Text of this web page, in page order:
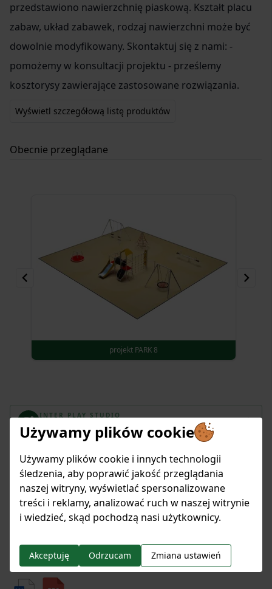
Używamy plików cookie
Używamy plików cookie i innych technologii
śledzenia, aby poprawić jakość przeglądania
naszej witryny, wyświetlać spersonalizowane
treści i reklamy, analizować ruch w naszej witrynie
i wiedzieć, skąd pochodzą nasi użytkownicy.
Akceptuję Odrzucam Zmiana ustawień
przedstawiono nawierzchnię piaskową. Kształt placu
zabaw, układ zabawek, rodzaj nawierzchni może być
dowolnie modyfikowany. Skontaktuj się z nami: -
pomożemy w konsultacji projektu - prześlemy
kosztorysy zawierające zastosowane rozwiązania.
Wyświetl szczegółową listę produktów
Obecnie przeglądane
projekt PARK 8
61
135
INTER PLAY STUDIO
Zaprojektuj Plac Zabaw
Pobierz pliki projektu!
Rysunki techniczne
Specyfikacja techniczna